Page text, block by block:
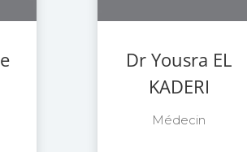
Dr Yousra EL
KADERI
Médecin